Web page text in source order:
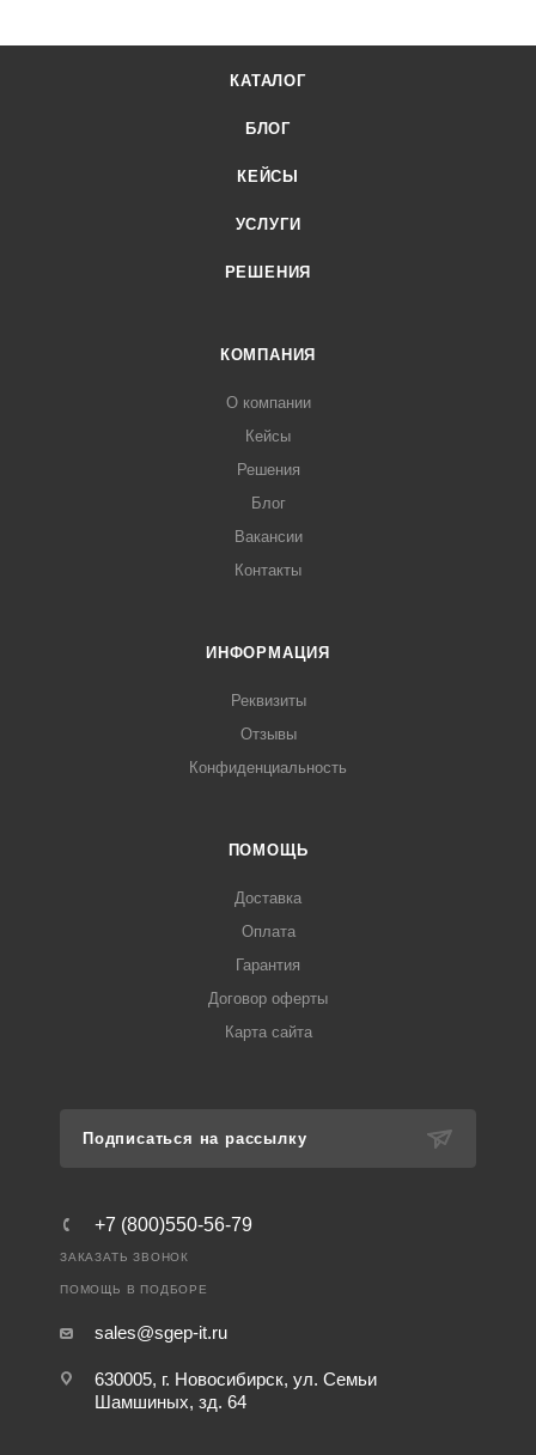
КАТАЛОГ
БЛОГ
КЕЙСЫ
УСЛУГИ
РЕШЕНИЯ
КОМПАНИЯ
О компании
Кейсы
Решения
Блог
Вакансии
Контакты
ИНФОРМАЦИЯ
Реквизиты
Отзывы
Конфиденциальность
ПОМОЩЬ
Доставка
Оплата
Гарантия
Договор оферты
Карта сайта
Подписаться на рассылку
+7 (800)550-56-79
ЗАКАЗАТЬ ЗВОНОК
ПОМОЩЬ В ПОДБОРЕ
sales@sgep-it.ru
630005, г. Новосибирск, ул. Семьи
Шамшиных, зд. 64